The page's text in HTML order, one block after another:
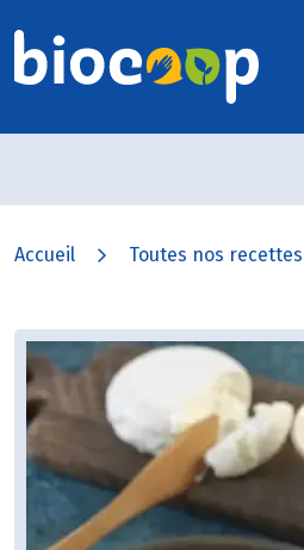
Accueil Toutes nos recettes